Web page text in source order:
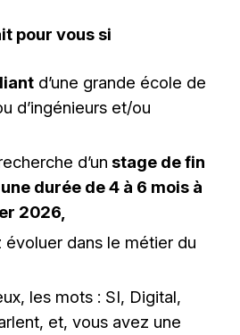
pour vous si
d’une grande école de
d’ingénieurs et/ou
d’un stage de fin
durée de 4 à 6 mois à
2026,
évoluer dans le métier du
les mots : SI, Digital,
et, vous avez une